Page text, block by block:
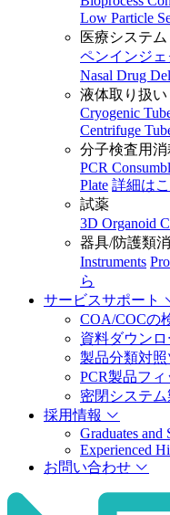
Low Particle
医療システム
ペンインジェ
Nasal Drug
液体取り扱い
Cryogenic
Centrifuge
分子検査用消
PCR
Plate 詳細は
試薬
3D Organoid
器具/防護類
Instruments
ら
サービスサポート
COA/COCの
資料ダウンロ
製品分類対
PCR製品フ
密閉システ
採用情報
Graduates and
Experienced
お問い合わせ